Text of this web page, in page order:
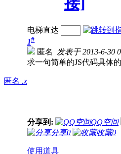
匿名 .x
电梯直达
1#
匿名 发表于 2013-6-30
求一句简单的JS代码具体
分享到: QQ空间
分享0 收藏0
使用道具